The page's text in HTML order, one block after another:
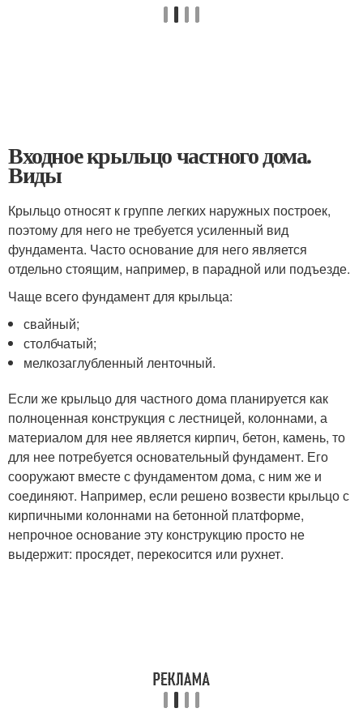
Входное крыльцо частного дома.
Виды
Крыльцо относят к группе легких наружных построек,
поэтому для него не требуется усиленный вид
фундамента. Часто основание для него является
отдельно стоящим, например, в парадной или подъезде.
Чаще всего фундамент для крыльца:
свайный;
столбчатый;
мелкозаглубленный ленточный.
Если же крыльцо для частного дома планируется как
полноценная конструкция с лестницей, колоннами, а
материалом для нее является кирпич, бетон, камень, то
для нее потребуется основательный фундамент. Его
сооружают вместе с фундаментом дома, с ним же и
соединяют. Например, если решено возвести крыльцо с
кирпичными колоннами на бетонной платформе,
непрочное основание эту конструкцию просто не
выдержит: просядет, перекосится или рухнет.